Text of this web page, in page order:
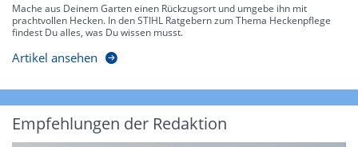
Mache aus Deinem Garten einen Rückzugsort und umgebe ihn mit
prachtvollen Hecken. In den STIHL Ratgebern zum Thema Heckenpflege
findest Du alles, was Du wissen musst.
Artikel ansehen
Empfehlungen der Redaktion